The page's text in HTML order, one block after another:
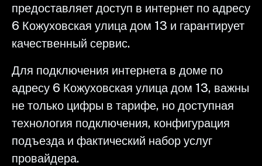
предоставляет доступ в интернет по адресу
6 Кожуховская улица дом 13 и гарантирует
качественный сервис.
Для подключения интернета в доме по
адресу 6 Кожуховская улица дом 13, важны
не только цифры в тарифе, но доступная
технология подключения, конфигурация
подъезда и фактический набор услуг
провайдера.